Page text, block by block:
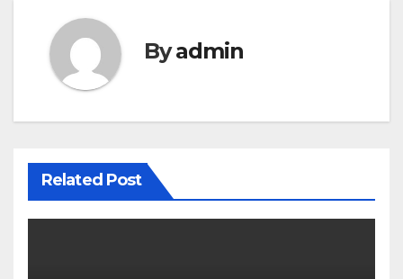
Byadmin
Related Post